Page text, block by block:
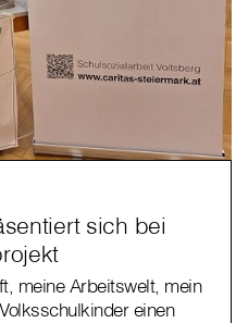
sich bei
meine Arbeitswelt, mein
einen